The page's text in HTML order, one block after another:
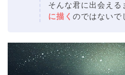
そんな君に出会える
に描く のではないで